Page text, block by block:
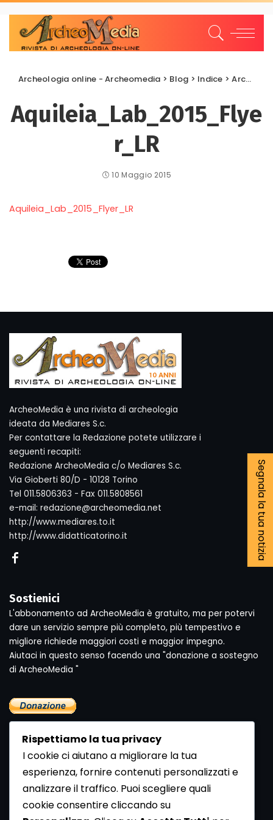
Archeologia online - Archeomedia > Blog > Indice >Archeologia e Scuole
Aquileia_Lab_2015_Flye
r_LR
10 Maggio 2015
Aquileia_Lab_2015_Flyer_LR
Segnala la tua notizia
ArcheoMedia è una rivista di archeologia
ideata da Mediares S.c.
Per contattare la Redazione potete utilizzare i
seguenti recapiti:
Redazione ArcheoMedia c/o Mediares S.c.
Via Gioberti 80/D - 10128 Torino
Tel 011.5806363 - Fax 011.5808561
e-mail: redazione@archeomedia.net
http://www.mediares.to.it
http://www.didatticatorino.it
Sostienici
L'abbonamento ad ArcheoMedia è gratuito, ma per potervi
dare un servizio sempre più completo, più tempestivo e
migliore richiede maggiori costi e maggior impegno.
Aiutaci in questo senso facendo una "donazione a sostegno
di ArcheoMedia "
Newsletter
Se vuoi ricevere la Rivista gratuita di archeologia realizzata
Rispettiamo la tua privacy
I cookie ci aiutano a migliorare la tua
esperienza, fornire contenuti personalizzati e
analizzare il traffico. Puoi scegliere quali
cookie consentire cliccando su